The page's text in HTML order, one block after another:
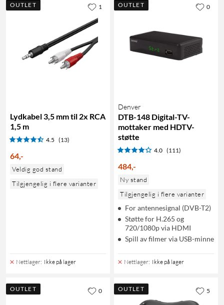
OUTLET
Lydkabel 3,5 mm til 2x RCA
1,5 m
4.5 (13)
64,-
Veldig god stand
Tilgjengelig i flere varianter
Nettlager: Ikke på lager
1 OUTLET
Denver
DTB-148 Digital-TV-
mottaker med HDTV-
støtte
4.0 (111)
484,-
Ny stand
Tilgjengelig i flere varianter
For antennesignal (DVB-T2)
Støtte for H.265 og
720/1080p via HDMI
Spill av filmer via USB-minne
Nettlager: Ikke på lager
0
OUTLET 0 OUTLET 5